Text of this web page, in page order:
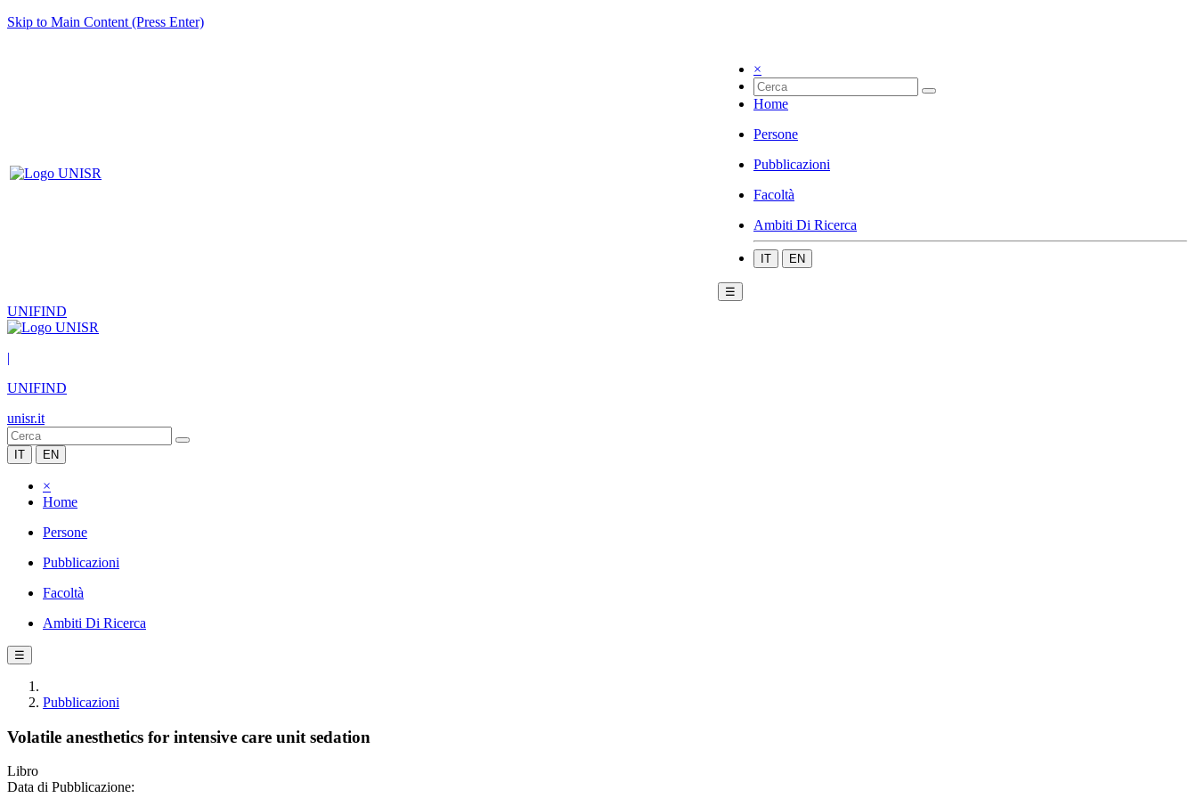
Skip to Main Content (Press Enter)
×
Home
Persone
Pubblicazioni
Facoltà
Ambiti Di Ricerca
IT EN
☰
UNIFIND
|
UNIFIND
unisr.it
IT EN
×
Home
Persone
Pubblicazioni
Facoltà
Ambiti Di Ricerca
☰
Pubblicazioni
Volatile anesthetics for intensive care unit sedation
Libro
Data di Pubblicazione: